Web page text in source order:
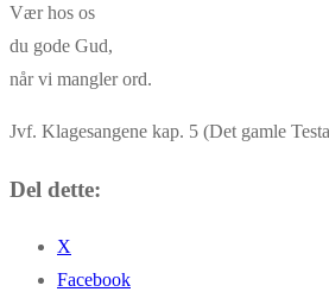
Vær hos os
du gode Gud,
når vi mangler ord.
Jvf. Klagesangene kap. 5 (Det gamle
Del dette:
X
Facebook